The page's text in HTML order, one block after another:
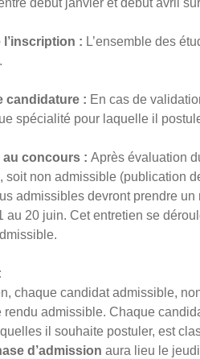
début janvier et début avril sur
l’inscription : L’ensemble des
candidature : En cas de
spécialité pour laquelle il
concours : Après évaluation
soit non admissible (publication
admissibles devront prendre
au 20 juin. Cet entretien se
chaque candidat admissible,
rendu admissible. Chaque
il souhaite postuler, est
d’admission aura lieu le